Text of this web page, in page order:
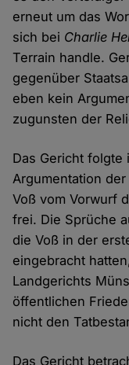
erneut um das
sich bei Charlie
Terrain handle.
gegenüber
eben kein
zugunsten der
Das Gericht folgte
Argumentation
Voß vom Vorwurf
frei. Die Sprüche
die Voß in der
eingebracht
Landgerichts
öffentlichen
nicht den
Das Gericht